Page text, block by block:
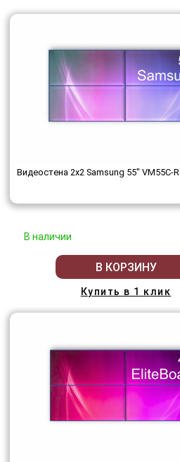
Видеостена 2x2 Samsung 55" VM55C-R
В наличии
В КОРЗИНУ
Купить в 1 клик